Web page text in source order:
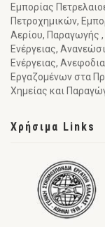
Εμπορίας
Πετροχημικών,
Αερίου, Παραγωγής ,
Ενέργειας,
Ενέργειας,
Εργαζομένων στα
Χημείας και
Χρήσιμα Links